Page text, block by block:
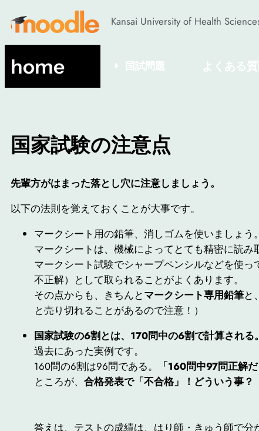
Kansai University of Health
home 国試問題 よくある
国家試験の注意点
先輩方がはまった落とし穴に注意しましょう。
以下の法則を覚えておくことが大事です。
マークシート用の鉛筆、消しゴムを使いましょう。
マークシートは、機械によってとても精密に読み
マークシート試験でシャープペンシルなどを使っ
不正解）として取られることがよくあります。
その点からも、きちんとマークシート専用鉛筆と、
と売り切れることがあるので注意！）
国家試験の6割とは、170問中の6割で計算される。
過去にあった実例です。
160問の6割は96問である。
「160問中97問正解
ところが、 合格発表で「不合格」！ どういう事？
答えは、テストの成績は、はり師・きゅう師で分